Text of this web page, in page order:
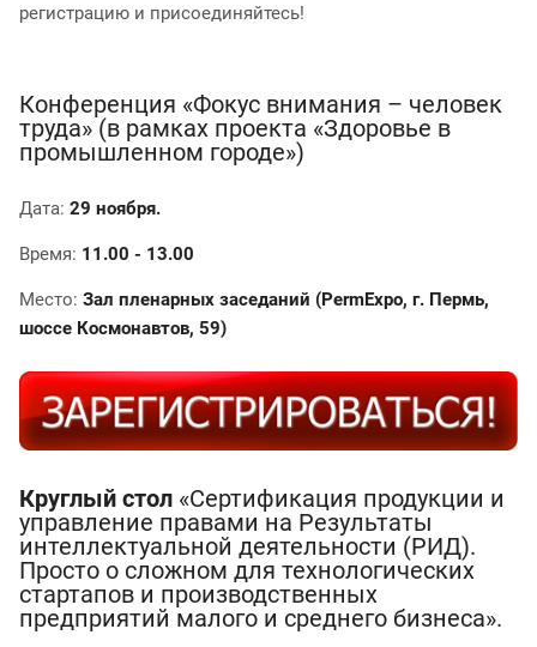
регистрацию и присоединяйтесь!
Конференция «Фокус внимания – человек
труда» (в рамках проекта «Здоровье в
промышленном городе»)
Дата: 29 ноября.
Время: 11.00 - 13.00
Место: Зал пленарных заседаний (PermExpo, г. Пермь,
шоссе Космонавтов, 59)
Круглый стол «Сертификация продукции и
управление правами на Результаты
интеллектуальной деятельности (РИД).
Просто о сложном для технологических
стартапов и производственных
предприятий малого и среднего бизнеса».